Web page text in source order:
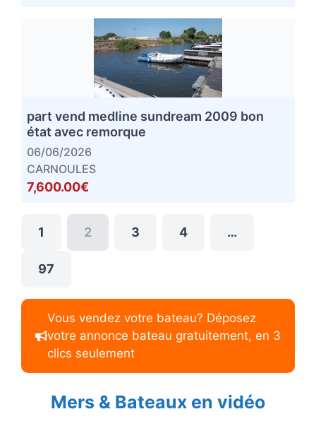
part vend medline sundream 2009 bon
état avec remorque
06/06/2026
CARNOULES
7,600.00€
1 2 3 4 …
97
Vous vendez votre bateau? Déposez
votre annonce bateau gratuitement, en 3
clics seulement
Mers & Bateaux en vidéo